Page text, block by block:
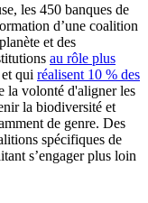
les 450 banques de
d’une coalition
et des
au rôle plus
qui réalisent 10 % des
la volonté d'aligner les
la biodiversité et
de genre. Des
spécifiques de
s’engager plus loin